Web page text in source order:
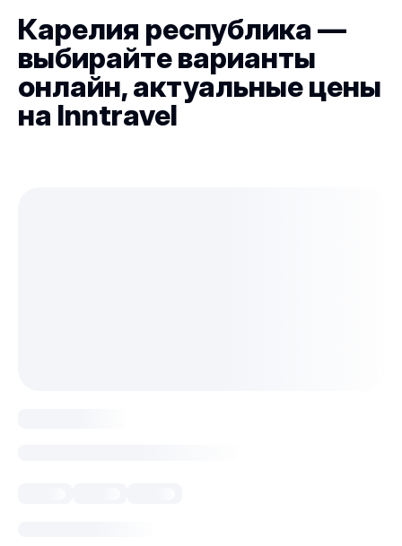
Карелия республика —
выбирайте варианты
онлайн, актуальные цены
на Inntravel